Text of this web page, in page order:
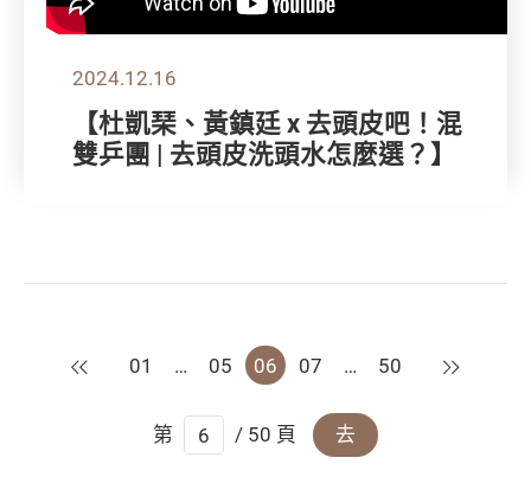
2024.12.16
【杜凱琹、黃鎮廷 x 去頭皮吧！混
雙乒團 | 去頭皮洗頭水怎麼選？】
上一頁
01 … 05 06 07 … 50 下一頁
第 / 50 頁 去